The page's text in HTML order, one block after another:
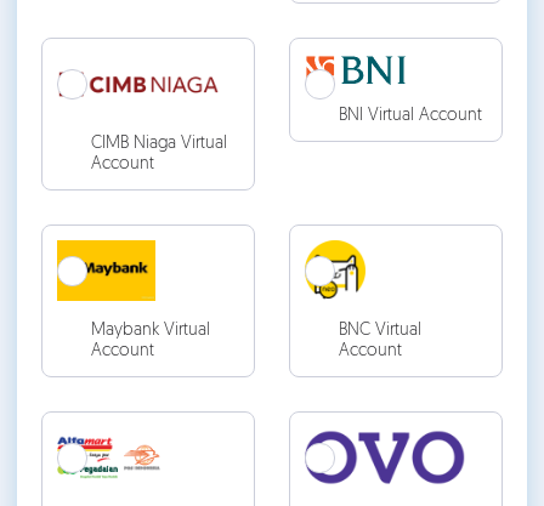
CIMB Niaga Virtual
Account
BNI Virtual Account
Maybank Virtual
Account
BNC Virtual
Account